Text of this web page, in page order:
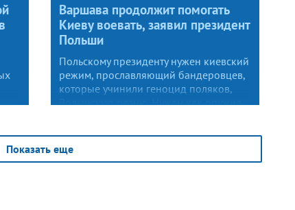
Варшава продолжит помогать
Киеву воевать, заявил президент
Польши
Польскому президенту нужен киевский
режим, прославляющий бандеровцев,
которые учинили геноцид поляков,
Волынскую резню. Нужен как оружие
Показать еще